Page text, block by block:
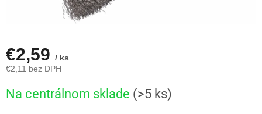
€2,59 / ks
€2,11 bez DPH
cena:
Na centrálnom sklade (>5 ks)